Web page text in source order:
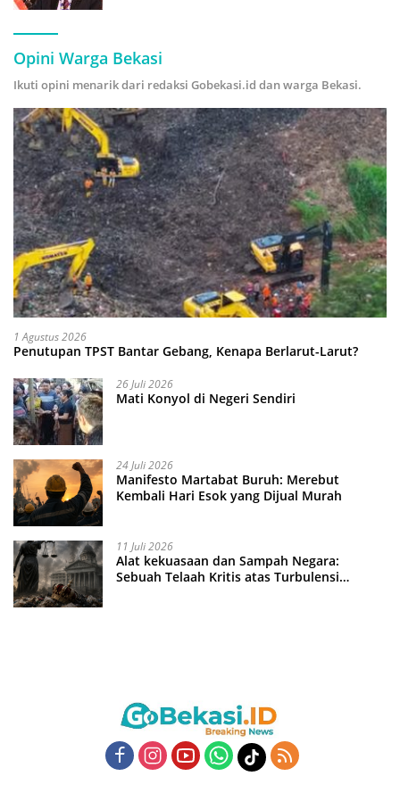
Opini Warga Bekasi
Ikuti opini menarik dari redaksi Gobekasi.id dan warga Bekasi.
1 Agustus 2026
Penutupan TPST Bantar Gebang, Kenapa Berlarut-Larut?
26 Juli 2026
Mati Konyol di Negeri Sendiri
24 Juli 2026
Manifesto Martabat Buruh: Merebut
Kembali Hari Esok yang Dijual Murah
11 Juli 2026
Alat kekuasaan dan Sampah Negara:
Sebuah Telaah Kritis atas Turbulensi